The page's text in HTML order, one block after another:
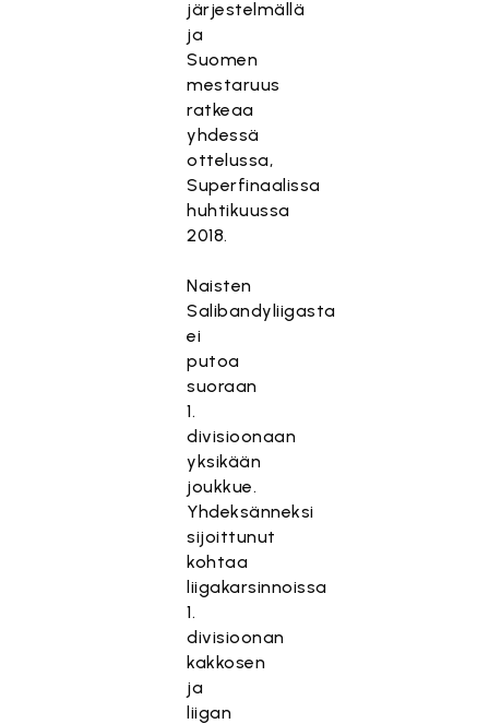
järjestelmällä
ja
Suomen
mestaruus
ratkeaa
yhdessä
ottelussa,
Superfinaalissa
huhtikuussa
2018.
Naisten
Salibandyliigasta
ei
putoa
suoraan
1.
divisioonaan
yksikään
joukkue.
Yhdeksänneksi
sijoittunut
kohtaa
liigakarsinnoissa
1.
divisioonan
kakkosen
ja
liigan